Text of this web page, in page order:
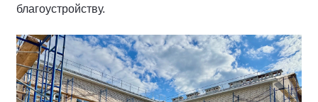
благоустройству.